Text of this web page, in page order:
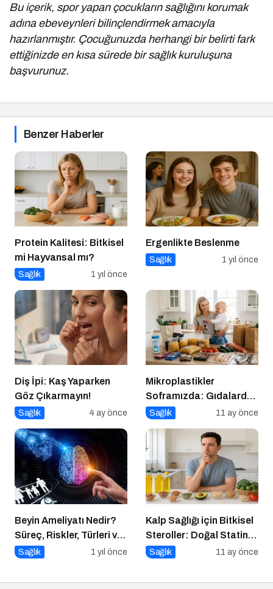
Bu içerik, spor yapan çocukların sağlığını korumak
adına ebeveynleri bilinçlendirmek amacıyla
hazırlanmıştır. Çocuğunuzda herhangi bir belirti fark
ettiğinizde en kısa sürede bir sağlık kuruluşuna
başvurunuz.
Benzer Haberler
Protein Kalitesi: Bitkisel
mi Hayvansal mı?
Sağlık 1 yıl önce
Ergenlikte Beslenme
Sağlık 1 yıl önce
Diş İpi: Kaş Yaparken
Göz Çıkarmayın!
Sağlık 4 ay önce
Mikroplastikler
Soframızda: Gıdalardan
Bedenimize Nasıl
Sağlık 11 ay önce
Beyin Ameliyatı Nedir?
Süreç, Riskler, Türleri ve
İyileşme Süreci
Sağlık 1 yıl önce
Kalp Sağlığı için Bitkisel
Steroller: Doğal Statin
Etkisi
Sağlık 11 ay önce